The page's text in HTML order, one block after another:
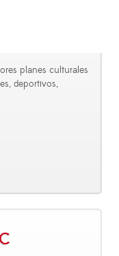
planes culturales
deportivos,